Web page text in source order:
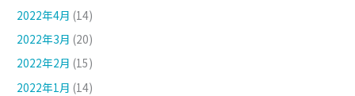
2022年4月 (14)
2022年3月 (20)
2022年2月 (15)
2022年1月 (14)